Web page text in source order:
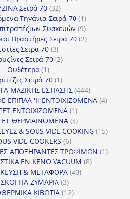
Σειρά 70 3232
προϊόντα
Τηγάνια Σειρά 70 11
προϊόν
Συσκευών 99
προϊόντα
Βραστήρες Σειρά 70 22
Σειρά 70 33
προϊόντα
Σειρά 70 22
Ουδέτερα 11
προϊόν
Σειρά 70 11
προϊόν
ΜΑΖΙΚΗΣ ΕΣΤΙΑΣΗΣ 444444
προϊόντα
ΕΠΙΠΛΑ 'Η ΕΝΤΟΙΧΙΖΟΜΕΝΑ 44
ΕΝΤΟΙΧΙΖΟΜΕΝΑ 11
προϊόν
ΘΕΡΜΑΙΝΟΜΕΝΑ 33
προϊόντα
& SOUS VIDE COOKING 1515
VIDE COOKERS 66
προϊόντα
ΑΠΟΞΗΡΑΝΤΕΣ ΤΡΟΦΙΜΩΝ 11
ΕΝ ΚΕΝΩ VACUUM 88
& ΜΕΤΑΦΟΡΑ 4040
ΓΙΑ ΖΥΜΑΡΙΑ 33
προϊόντα
ΚΙΒΩΤΙΑ 1212